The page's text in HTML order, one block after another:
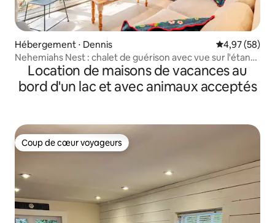
Hébergement ⋅ Dennis Évaluation
4,97 (58)
Nehemiahs Nest : chalet de guérison avec vue sur l'étang
à Cape Cod
Location de maisons de vacances au
bord d'un lac et avec animaux acceptés
Coup de cœur voyageurs
Coup de cœur voyageurs